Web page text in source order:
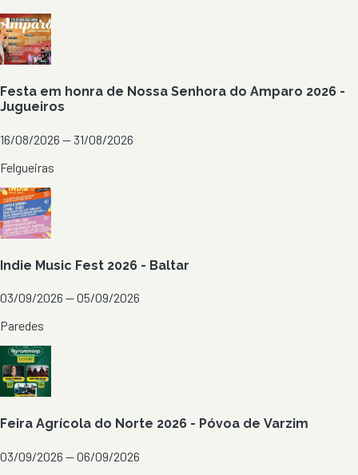
Festa em honra de Nossa Senhora do Amparo 2026 -
Jugueiros
16/08/2026 — 31/08/2026
Felgueiras
Indie Music Fest 2026 - Baltar
03/09/2026 — 05/09/2026
Paredes
Feira Agrícola do Norte 2026 - Póvoa de Varzim
03/09/2026 — 06/09/2026